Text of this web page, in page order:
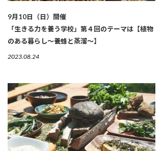
9月10日（日）開催
「生きる力を養う学校」第４回のテーマは【植物
のある暮らし〜養蜂と蒸溜〜】
2023.08.24